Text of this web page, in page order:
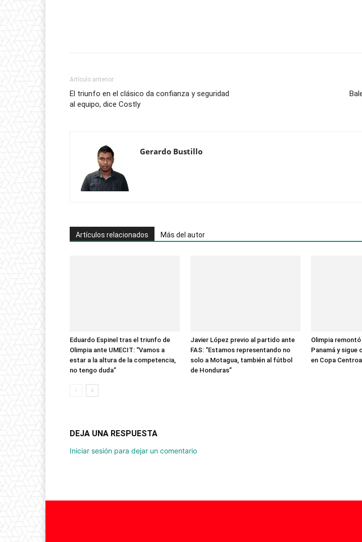
Artículo anterior
El triunfo en el clásico da confianza y seguridad
al equipo, dice Costly
Gerardo Bustillo
Artículos relacionados Más del autor
Eduardo Espinel tras el triunfo de
Olimpia ante UMECIT: “Vamos a
estar a la altura de la competencia,
no tengo duda”
Javier López previo al partido ante
FAS: “Estamos representando no
solo a Motagua, también al fútbol
de Honduras”
Olimpia remontó
Panamá y
en Copa
DEJA UNA RESPUESTA
Iniciar sesión para dejar un comentario